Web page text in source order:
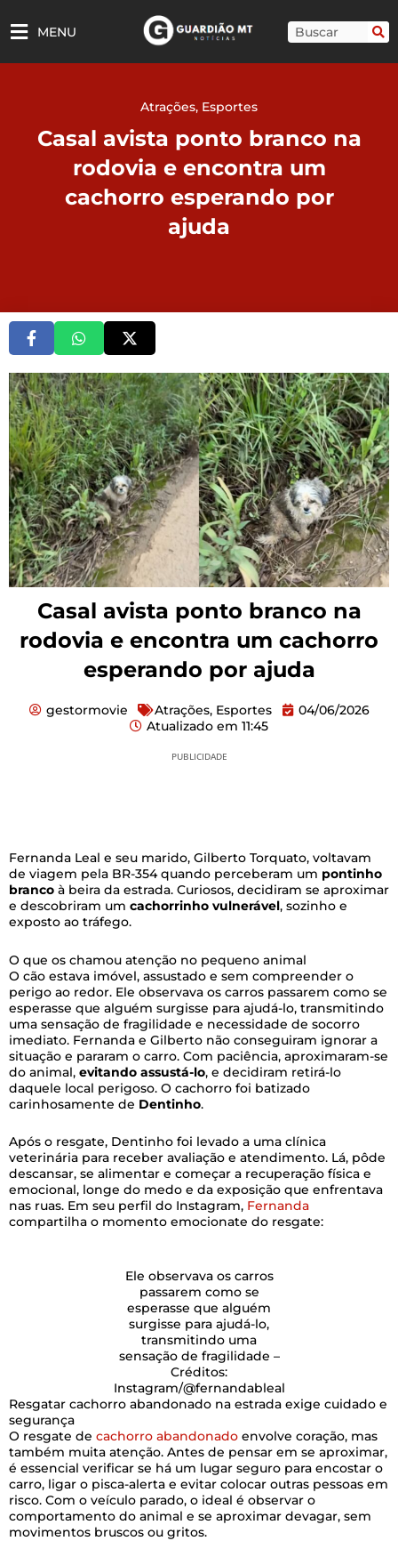
para
MENU Pesquisar
Atrações, Esportes
Casal avista ponto branco na
rodovia e encontra um
cachorro esperando por
ajuda
Casal avista ponto branco na
rodovia e encontra um cachorro
esperando por ajuda
gestormovie Atrações, Esportes
04/06/2026
Atualizado em 11:45
PUBLICIDADE
Fernanda Leal e seu marido, Gilberto Torquato, voltavam
de viagem pela BR-354 quando perceberam um pontinho
branco à beira da estrada. Curiosos, decidiram se aproximar
e descobriram um cachorrinho vulnerável, sozinho e
exposto ao tráfego.
O que os chamou atenção no pequeno animal
O cão estava imóvel, assustado e sem compreender o
perigo ao redor. Ele observava os carros passarem como se
esperasse que alguém surgisse para ajudá-lo, transmitindo
uma sensação de fragilidade e necessidade de socorro
imediato. Fernanda e Gilberto não conseguiram ignorar a
situação e pararam o carro. Com paciência, aproximaram-se
do animal, evitando assustá-lo, e decidiram retirá-lo
daquele local perigoso. O cachorro foi batizado
carinhosamente de Dentinho.
Após o resgate, Dentinho foi levado a uma clínica
veterinária para receber avaliação e atendimento. Lá, pôde
descansar, se alimentar e começar a recuperação física e
emocional, longe do medo e da exposição que enfrentava
nas ruas. Em seu perfil do Instagram, Fernanda
compartilha o momento emocionate do resgate:
Ele observava os carros
passarem como se
esperasse que alguém
surgisse para ajudá-lo,
transmitindo uma
sensação de fragilidade –
Créditos:
Instagram/@fernandableal
Resgatar cachorro abandonado na estrada exige cuidado e
segurança
O resgate de cachorro abandonado envolve coração, mas
também muita atenção. Antes de pensar em se aproximar,
é essencial verificar se há um lugar seguro para encostar o
carro, ligar o pisca-alerta e evitar colocar outras pessoas em
risco. Com o veículo parado, o ideal é observar o
comportamento do animal e se aproximar devagar, sem
movimentos bruscos ou gritos.